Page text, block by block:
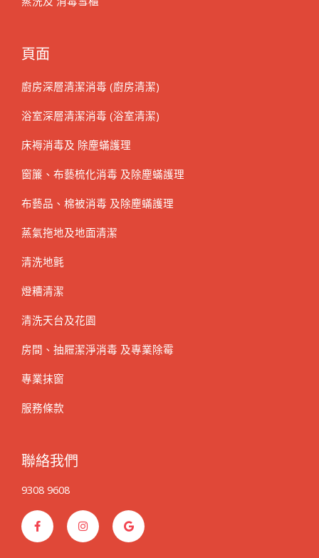
頁面
廚房深層清潔消毒 (廚房清潔)
浴室深層清潔消毒 (浴室清潔)
床褥消毒及 除塵蟎護理
窗簾、布藝梳化消毒 及除塵蟎護理
布藝品、棉被消毒 及除塵蟎護理
蒸氣拖地及地面清潔
清洗地氈
燈糟清潔
清洗天台及花園
房間、抽屜潔淨消毒 及專業除霉
專業抹窗
服務條款
聯絡我們
9308 9608
F
a
c
e
I
n
t
G
o
o
g